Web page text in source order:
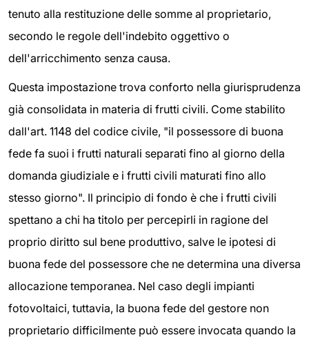
tenuto alla restituzione delle somme al proprietario,
secondo le regole dell'indebito oggettivo o
dell'arricchimento senza causa.
Questa impostazione trova conforto nella giurisprudenza
già consolidata in materia di frutti civili. Come stabilito
dall'art. 1148 del codice civile, "il possessore di buona
fede fa suoi i frutti naturali separati fino al giorno della
domanda giudiziale e i frutti civili maturati fino allo
stesso giorno". Il principio di fondo è che i frutti civili
spettano a chi ha titolo per percepirli in ragione del
proprio diritto sul bene produttivo, salve le ipotesi di
buona fede del possessore che ne determina una diversa
allocazione temporanea. Nel caso degli impianti
fotovoltaici, tuttavia, la buona fede del gestore non
proprietario difficilmente può essere invocata quando la